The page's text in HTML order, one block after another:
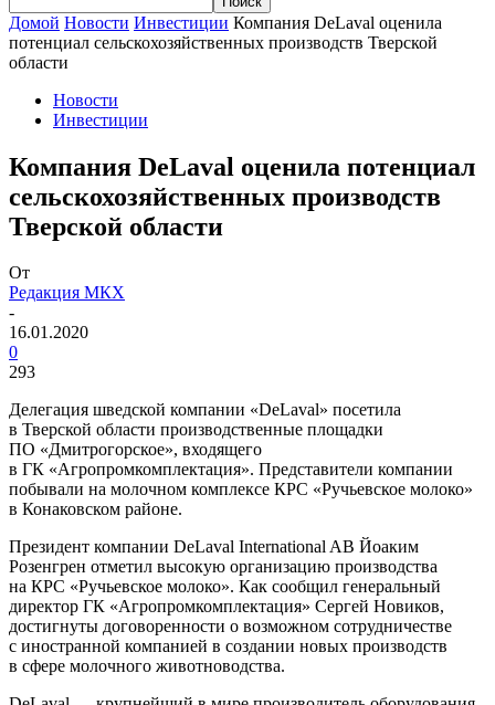
Домой Новости Инвестиции Компания DeLaval оценила
потенциал сельскохозяйственных производств Тверской
области
Новости
Инвестиции
Компания DeLaval оценила потенциал
сельскохозяйственных производств
Тверской области
От
Редакция МКХ
-
16.01.2020
0
293
Делегация шведской компании «DeLaval» посетила
в Тверской области производственные площадки
ПО «Дмитрогорское», входящего
в ГК «Агропромкомплектация». Представители компании
побывали на молочном комплексе КРС «Ручьевское молоко»
в Конаковском районе.
Президент компании DeLaval International AB Йоаким
Розенгрен отметил высокую организацию производства
на КРС «Ручьевское молоко». Как сообщил генеральный
директор ГК «Агропромкомплектация» Сергей Новиков,
достигнуты договоренности о возможном сотрудничестве
с иностранной компанией в создании новых производств
в сфере молочного животноводства.